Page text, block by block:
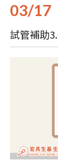
03/17
試管補助